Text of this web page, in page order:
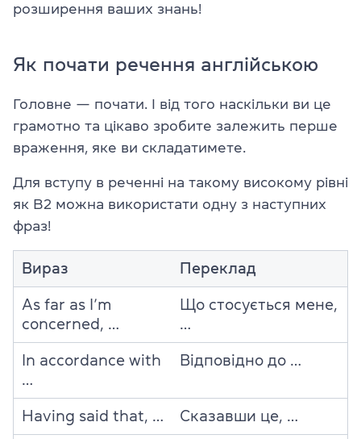
розширення ваших знань!
Як почати речення англійською
Головне — почати. І від того наскільки ви це
грамотно та цікаво зробите залежить перше
враження, яке ви складатимете.
Для вступу в реченні на такому високому рівні
як B2 можна використати одну з наступних
фраз!
Вираз Переклад
As far as I’m
concerned, …
Що стосується мене,
In accordance with
Відповідно до …
Having said that, … Сказавши це, …